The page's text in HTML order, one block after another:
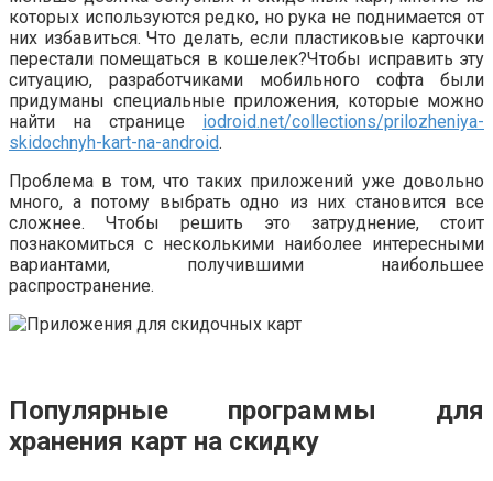
которых используются редко, но рука не поднимается от
них избавиться. Что делать, если пластиковые карточки
перестали помещаться в кошелек?Чтобы исправить эту
ситуацию, разработчиками мобильного софта были
придуманы специальные приложения, которые можно
найти на странице iodroid.net/collections/prilozheniya-
skidochnyh-kart-na-android.
Проблема в том, что таких приложений уже довольно
много, а потому выбрать одно из них становится все
сложнее. Чтобы решить это затруднение, стоит
познакомиться с несколькими наиболее интересными
вариантами, получившими наибольшее
распространение.
Популярные программы для
хранения карт на скидку